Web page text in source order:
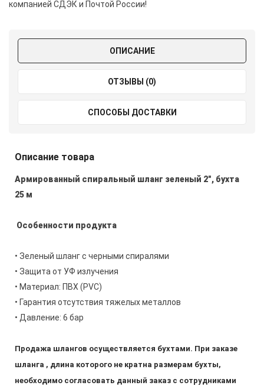
компанией СДЭК и Почтой России!
ОПИСАНИЕ
ОТЗЫВЫ (0)
СПОСОБЫ ДОСТАВКИ
Описание товара
Армированный спиральный шланг зеленый 2", бухта
25 м
Особенности продукта
• Зеленый шланг с черными спиралями
• Защита от УФ излучения
• Материал: ПВХ (PVC)
• Гарантия отсутствия тяжелых металлов
• Давление: 6 бар
Продажа шлангов осуществляется бухтами. При заказе
шланга , длина которого не кратна размерам бухты,
необходимо согласовать данный заказ с сотрудниками